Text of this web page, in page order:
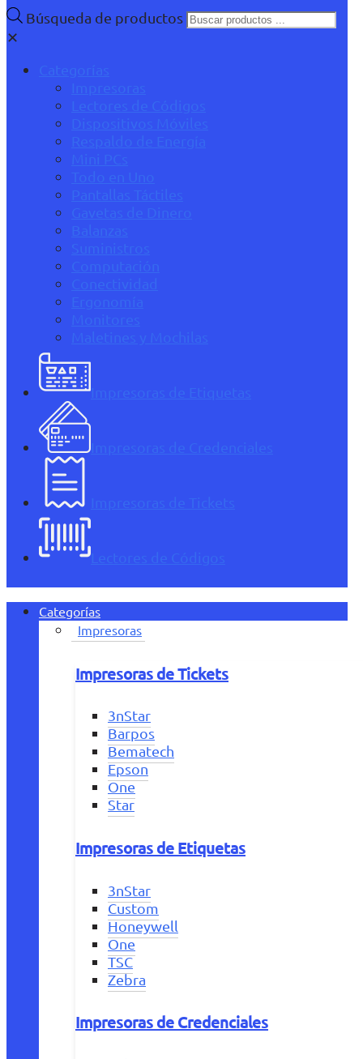
Búsqueda de productos
✕
Categorías
Impresoras
Lectores de Códigos
Dispositivos Móviles
Respaldo de Energía
Mini PCs
Todo en Uno
Pantallas Táctiles
Gavetas de Dinero
Balanzas
Suministros
Computación
Conectividad
Ergonomía
Monitores
Maletines y Mochilas
Impresoras de Etiquetas
Impresoras de Credenciales
Impresoras de Tickets
Lectores de Códigos
Categorías
Impresoras
Impresoras de Tickets
3nStar
Barpos
Bematech
Epson
One
Star
Impresoras de Etiquetas
3nStar
Custom
Honeywell
One
TSC
Zebra
Impresoras de Credenciales